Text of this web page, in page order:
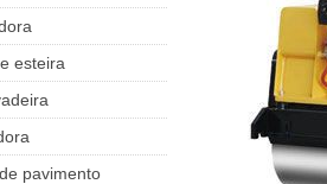
esteira
pavimento